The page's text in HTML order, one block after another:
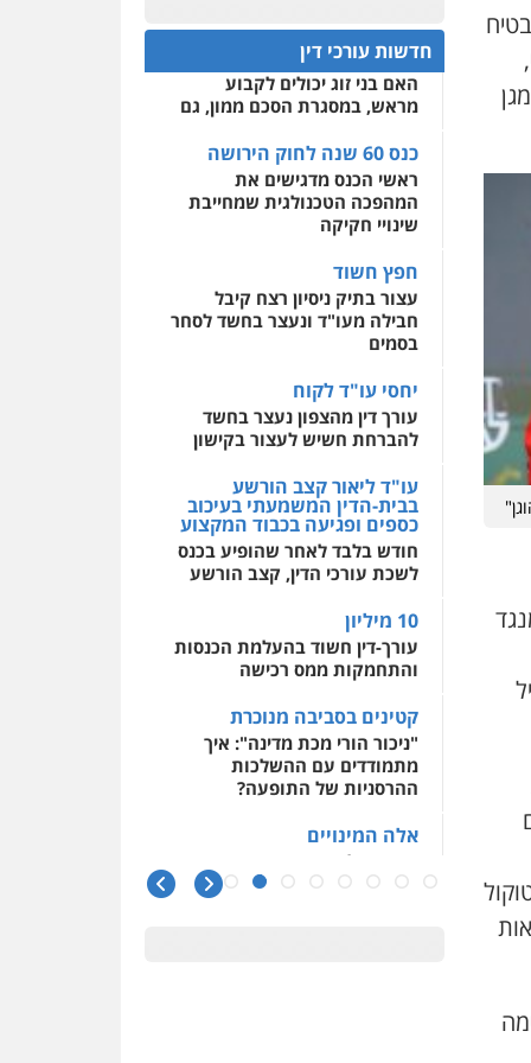
0522508109
אחסון אתרים
מהירות הגנה גיבוי
לעורכי דין
מרכז התחלה חדשה
שירותים מקצועיים לעורכי
דין
0544500346
חדשות עורכי דין
המתח שבין חוק יחסי ממון
לבין חוק הירושה
האם בני זוג יכולים לקבוע
מראש, במסגרת הסכם ממון, גם
כנס 60 שנה לחוק הירושה
ראשי הכנס מדגישים את
המהפכה הטכנולגית שמחייבת
שינויי חקיקה
חפץ חשוד
עצור בתיק ניסיון רצח קיבל
חבילה מעו"ד ונעצר בחשד לסחר
בסמים
יחסי עו"ד לקוח
עורך דין מהצפון נעצר בחשד
להברחת חשיש לעצור בקישון
עו"ד ליאור קצב הורשע
בבית-הדין המשמעתי בעיכוב
כספים ופגיעה בכבוד המקצוע
חודש בלבד לאחר שהופיע בכנס
לשכת עורכי הדין, קצב הורשע
10 מיליון
עורך-דין חשוד בהעלמת הכנסות
והתחמקות ממס רכישה
קטינים בסביבה מנוכרת
"ניכור הורי מכת מדינה": איך
מתמודדים עם ההשלכות
ההרסניות של התופעה?
אלה המינויים
הוועדה לבחירת שופטים בחרה
26 שופטים ורשמים נוספים